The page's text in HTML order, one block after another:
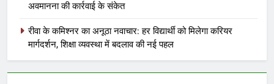
अवमानना की कार्रवाई के संकेत
रीवा के कमिश्नर का अनूठा नवाचार: हर विद्यार्थी को मिलेगा करियर
मार्गदर्शन, शिक्षा व्यवस्था में बदलाव की नई पहल